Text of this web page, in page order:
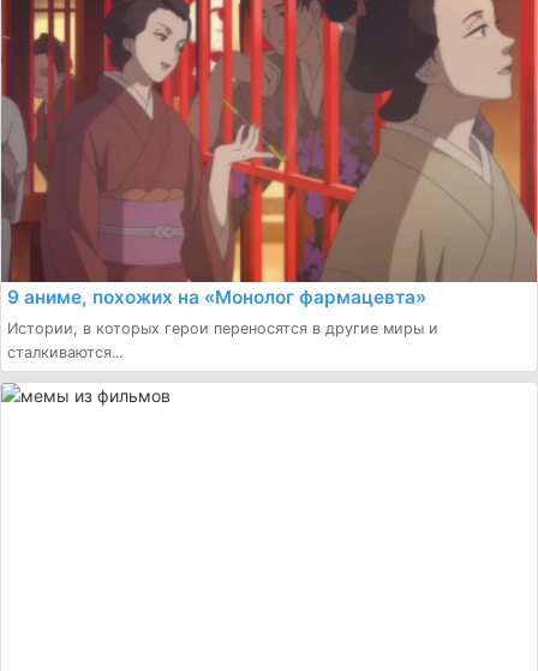
9 аниме, похожих на «Монолог фармацевта»
Истории, в которых герои переносятся в другие миры и
сталкиваются...